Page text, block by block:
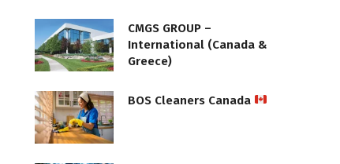
CMGS GROUP –
International (Canada &
Greece)
BOS Cleaners Canada